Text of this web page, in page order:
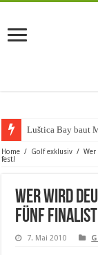
Luštica Bay baut
Home / Golf exklusiv / Wer
fest!
Wer wird
Fünf
7. Mai 2010